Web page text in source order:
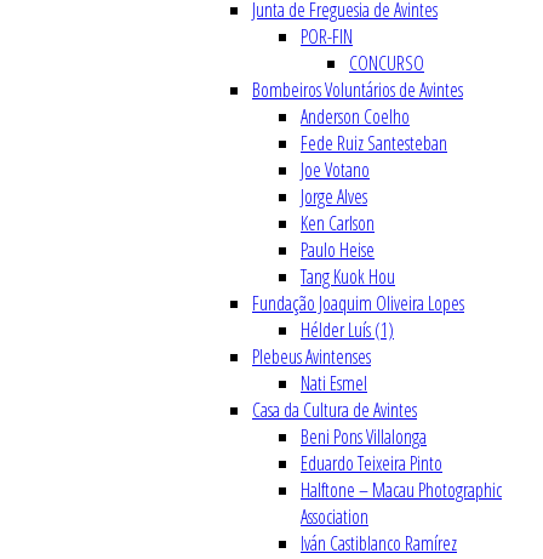
Junta de Freguesia de Avintes
POR-FIN
CONCURSO
Bombeiros Voluntários de Avintes
Anderson Coelho
Fede Ruiz Santesteban
Joe Votano
Jorge Alves
Ken Carlson
Paulo Heise
Tang Kuok Hou
Fundação Joaquim Oliveira Lopes
Hélder Luís (1)
Plebeus Avintenses
Nati Esmel
Casa da Cultura de Avintes
Beni Pons Villalonga
Eduardo Teixeira Pinto
Halftone – Macau Photographic
Association
Iván Castiblanco Ramírez